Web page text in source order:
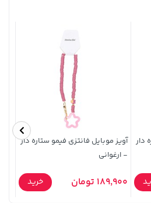
دار
آویز موبایل فانتزی فیمو ستاره دار
- ارغوانی
189,900 تومان خرید